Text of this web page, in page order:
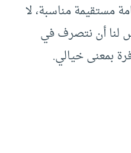
مستقيمة مناسبة، لا
لنا أن نتصرف في
بمعنى خيالي.